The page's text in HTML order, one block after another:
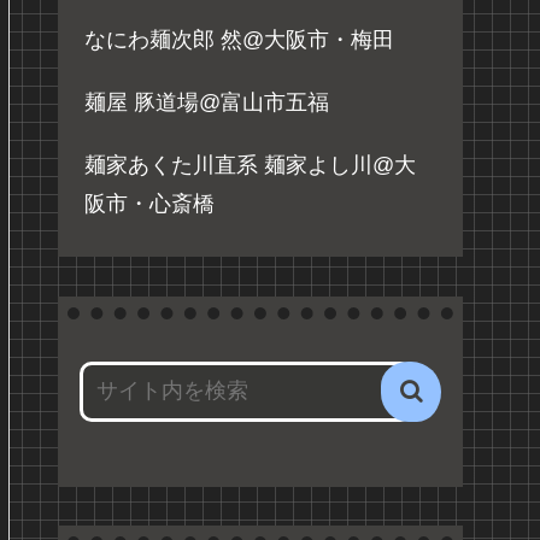
なにわ麺次郎 然@大阪市・梅田
麺屋 豚道場@富山市五福
麺家あくた川直系 麺家よし川@大
阪市・心斎橋